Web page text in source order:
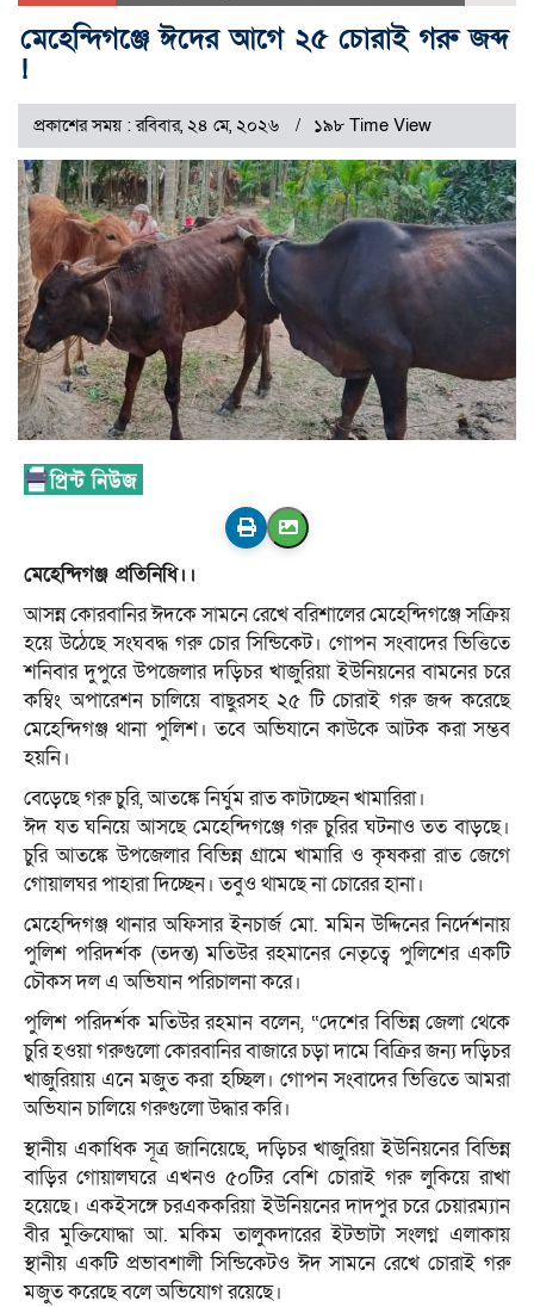
মেহেন্দিগঞ্জে ঈদের আগে ২৫ চোরাই গরু জব্দ
!
প্রকাশের সময় : রবিবার, ২৪ মে, ২০২৬ ১৯৮ Time View
মেহেন্দিগঞ্জ প্রতিনিধি।।
আসন্ন কোরবানির ঈদকে সামনে রেখে বরিশালের মেহেন্দিগঞ্জে সক্রিয়
হয়ে উঠেছে সংঘবদ্ধ গরু চোর সিন্ডিকেট। গোপন সংবাদের ভিত্তিতে
শনিবার দুপুরে উপজেলার দড়িচর খাজুরিয়া ইউনিয়নের বামনের চরে
কম্বিং অপারেশন চালিয়ে বাছুরসহ ২৫ টি চোরাই গরু জব্দ করেছে
মেহেন্দিগঞ্জ থানা পুলিশ। তবে অভিযানে কাউকে আটক করা সম্ভব
হয়নি।
বেড়েছে গরু চুরি, আতঙ্কে নির্ঘুম রাত কাটাচ্ছেন খামারিরা।
ঈদ যত ঘনিয়ে আসছে মেহেন্দিগঞ্জে গরু চুরির ঘটনাও তত বাড়ছে।
চুরি আতঙ্কে উপজেলার বিভিন্ন গ্রামে খামারি ও কৃষকরা রাত জেগে
গোয়ালঘর পাহারা দিচ্ছেন। তবুও থামছে না চোরের হানা।
মেহেন্দিগঞ্জ থানার অফিসার ইনচার্জ মো. মমিন উদ্দিনের নির্দেশনায়
পুলিশ পরিদর্শক (তদন্ত) মতিউর রহমানের নেতৃত্বে পুলিশের একটি
চৌকস দল এ অভিযান পরিচালনা করে।
পুলিশ পরিদর্শক মতিউর রহমান বলেন, “দেশের বিভিন্ন জেলা থেকে
চুরি হওয়া গরুগুলো কোরবানির বাজারে চড়া দামে বিক্রির জন্য দড়িচর
খাজুরিয়ায় এনে মজুত করা হচ্ছিল। গোপন সংবাদের ভিত্তিতে আমরা
অভিযান চালিয়ে গরুগুলো উদ্ধার করি।
স্থানীয় একাধিক সূত্র জানিয়েছে, দড়িচর খাজুরিয়া ইউনিয়নের বিভিন্ন
বাড়ির গোয়ালঘরে এখনও ৫০টির বেশি চোরাই গরু লুকিয়ে রাখা
হয়েছে। একইসঙ্গে চরএককরিয়া ইউনিয়নের দাদপুর চরে চেয়ারম্যান
বীর মুক্তিযোদ্ধা আ. মকিম তালুকদারের ইটভাটা সংলগ্ন এলাকায়
স্থানীয় একটি প্রভাবশালী সিন্ডিকেটও ঈদ সামনে রেখে চোরাই গরু
মজুত করেছে বলে অভিযোগ রয়েছে।